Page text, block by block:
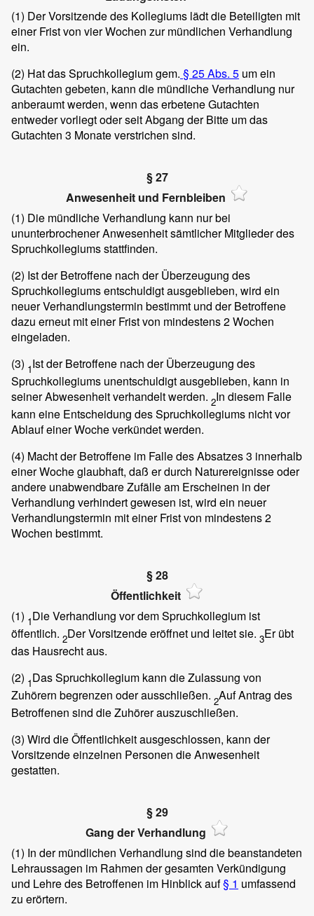
(1) Der Vorsitzende des Kollegiums lädt die Beteiligten mit
einer Frist von vier Wochen zur mündlichen Verhandlung
ein.
(2) Hat das Spruchkollegium gem. § 25 Abs. 5 um ein
Gutachten gebeten, kann die mündliche Verhandlung nur
anberaumt werden, wenn das erbetene Gutachten
entweder vorliegt oder seit Abgang der Bitte um das
Gutachten 3 Monate verstrichen sind.
§ 27
Anwesenheit und Fernbleiben
(1) Die mündliche Verhandlung kann nur bei
ununterbrochener Anwesenheit sämtlicher Mitglieder des
Spruchkollegiums stattfinden.
(2) Ist der Betroffene nach der Überzeugung des
Spruchkollegiums entschuldigt ausgeblieben, wird ein
neuer Verhandlungstermin bestimmt und der Betroffene
dazu erneut mit einer Frist von mindestens 2 Wochen
eingeladen.
(3) 1Ist der Betroffene nach der Überzeugung des
Spruchkollegiums unentschuldigt ausgeblieben, kann in
seiner Abwesenheit verhandelt werden. 2In diesem Falle
kann eine Entscheidung des Spruchkollegiums nicht vor
Ablauf einer Woche verkündet werden.
(4) Macht der Betroffene im Falle des Absatzes 3 innerhalb
einer Woche glaubhaft, daß er durch Naturereignisse oder
andere unabwendbare Zufälle am Erscheinen in der
Verhandlung verhindert gewesen ist, wird ein neuer
Verhandlungstermin mit einer Frist von mindestens 2
Wochen bestimmt.
§ 28
Öffentlichkeit
(1) 1Die Verhandlung vor dem Spruchkollegium ist
öffentlich. 2Der Vorsitzende eröffnet und leitet sie. 3Er übt
das Hausrecht aus.
(2) 1Das Spruchkollegium kann die Zulassung von
Zuhörern begrenzen oder ausschließen. 2Auf Antrag des
Betroffenen sind die Zuhörer auszuschließen.
(3) Wird die Öffentlichkeit ausgeschlossen, kann der
Vorsitzende einzelnen Personen die Anwesenheit
gestatten.
§ 29
Gang der Verhandlung
(1) In der mündlichen Verhandlung sind die beanstandeten
Lehraussagen im Rahmen der gesamten Verkündigung
und Lehre des Betroffenen im Hinblick auf§ 1 umfassend
zu erörtern.